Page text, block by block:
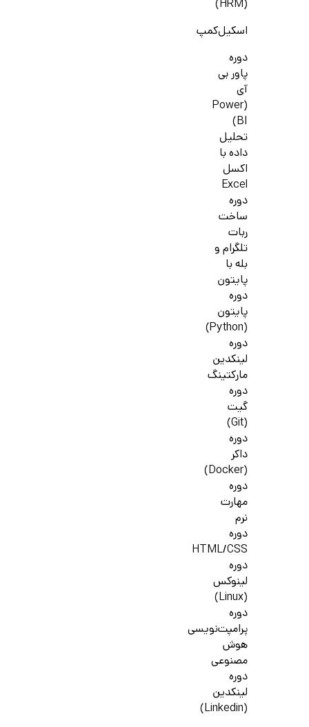
(HRM)
اسکیل‌کمپ
دوره
پاور بی
آی
(Power
BI)
تحلیل
داده با
اکسل
Excel
دوره
ساخت
ربات
تلگرام و
بله با
پایتون
دوره
پایتون
(Python)
دوره
لینکدین
مارکتینگ
دوره
گیت
(Git)
دوره
داکر
(Docker)
دوره
مهارت
نرم
دوره
HTML/CSS
دوره
لینوکس
(Linux)
دوره
پرامپت‌نویسی
هوش
مصنوعی
دوره
لینکدین
(Linkedin)